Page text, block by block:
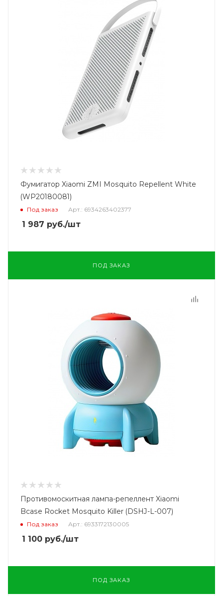
Фумигатор Xiaomi ZMI Mosquito Repellent White
(WP20180081)
Под заказ Арт.: 6934263402377
1 987 руб./шт
ПОД ЗАКАЗ
Противомоскитная лампа-репеллент Xiaomi
Bcase Rocket Mosquito Killer (DSHJ-L-007)
Под заказ Арт.: 6933172130005
1 100 руб./шт
ПОД ЗАКАЗ